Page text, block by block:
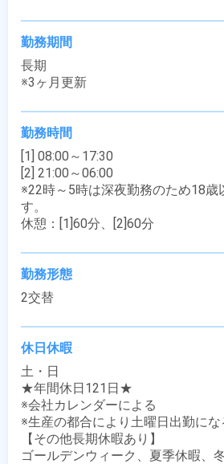
勤務期間
長期
※3ヶ月更新
勤務時間
[1] 08:00～17:30
[2] 21:00～06:00
※22時～5時は深夜勤務のため18歳
す。
休憩：[1]60分、[2]60分
勤務形態
2交替
休日休暇
土・日
★年間休日121日★
※会社カレンダーによる
※生産の都合により土曜日出勤にな
【その他長期休暇あり】
ゴールデンウィーク、夏季休暇、